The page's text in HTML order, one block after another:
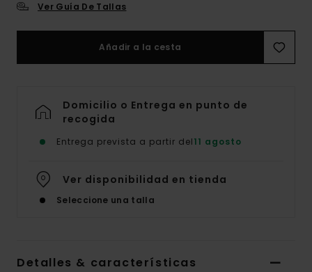
Ver Guía De Tallas
Añadir a la cesta
Domicilio o Entrega en punto de
recogida
Entrega prevista a partir del11 agosto
Ver disponibilidad en tienda
Seleccione una talla
Detalles & características